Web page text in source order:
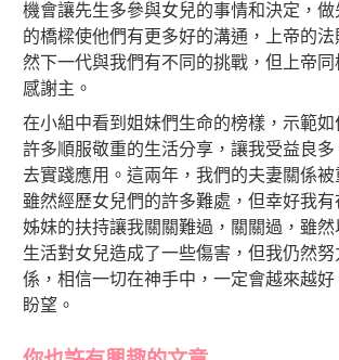
機會讓先生多參與女兒的事情和決定，做
的橋樑使他們有更多好的溝通，上帝的
然下一代與我們有不同的挑戰，但上帝同
感謝主。
在小組中看到姐妹們生命的榜樣，示範如
許多順服敬重的生活分享，讓我受益良
去實踐應用。這兩年，我們的夫妻關係被
雖然經歷女兒們的許多難處，但幸好我有
姊妹的扶持讓我關關難過，關關過，雖然
生活對女兒造成了一些傷害，但我仍然努
係，相信一切在神手中，一定會越來越
盼望。